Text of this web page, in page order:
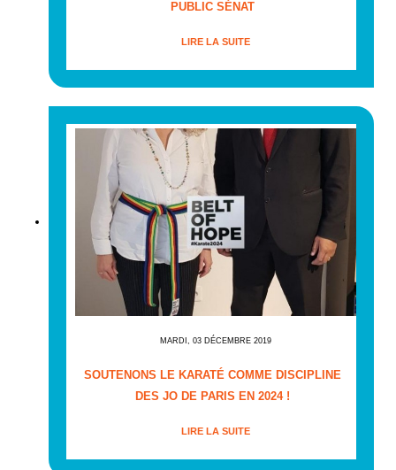
PUBLIC SÉNAT
LIRE LA SUITE
MARDI, 03 DÉCEMBRE 2019
SOUTENONS LE KARATÉ COMME DISCIPLINE
DES JO DE PARIS EN 2024 !
LIRE LA SUITE